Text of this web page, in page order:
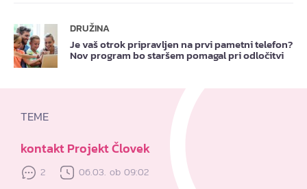
DRUŽINA
Je vaš otrok pripravljen na prvi pametni telefon?
Nov program bo staršem pomagal pri odločitvi
TEME
kontakt Projekt Človek
2 06.03. ob 09:02